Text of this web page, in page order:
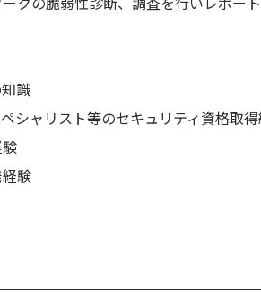
ークの脆弱性診断、調査を行いレポー
識
シャリスト等のセキュリティ資格取
験
経験